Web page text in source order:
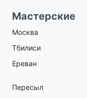
Мастерские
Москва
Тбилиси
Ереван
Пересыл